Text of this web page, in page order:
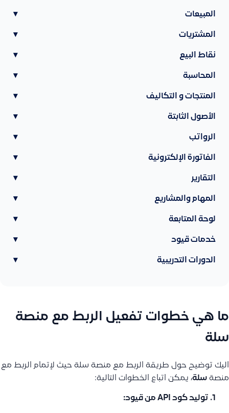
المبيعات ▾
المشتريات ▾
نقاط البيع ▾
المحاسبة ▾
المنتجات و التكاليف ▾
الأصول الثابتة ▾
الرواتب ▾
الفاتورة الإلكترونية ▾
التقارير ▾
المهام والمشاريع ▾
لوحة المتابعة ▾
خدمات قيود ▾
الدورات التدريبية ▾
ما هي خطوات تفعيل الربط مع منصة
سلة
اليك توضيح حول طريقة الربط مع منصة سلة حيث لإتمام الربط مع
منصة سلة، يمكن اتباع الخطوات التالية:
توليد كود API من قيود: